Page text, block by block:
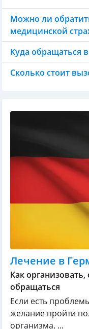
Можно ли
медицинской
Куда обращаться
Сколько стоит
Лечение в
Как организовать,
обращаться
Если есть
желание пройти
организма, ...